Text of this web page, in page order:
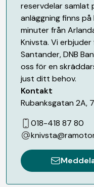
reservdelar samlat
anläggning finns på
minuter från
Knivsta. Vi
Santander, DNB
oss för en
just ditt behov.
Kontakt
Rubanksgatan 2A,
018-418 87 80